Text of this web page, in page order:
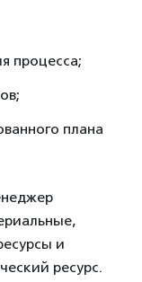
процесса;
плана
и
ресурс.